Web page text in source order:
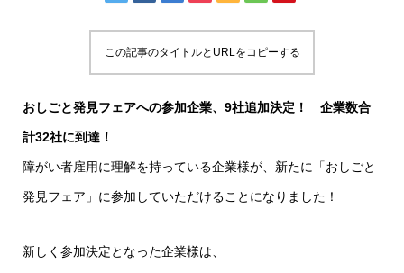
この記事のタイトルとURLをコピーする
おしごと発見フェアへの参加企業、9社追加決定！ 企業数合
計32社に到達！
障がい者雇用に理解を持っている企業様が、新たに「おしごと
発見フェア」に参加していただけることになりました！
新しく参加決定となった企業様は、